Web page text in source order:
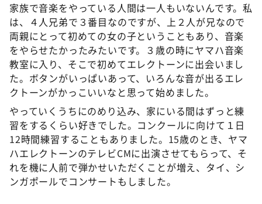
家族で音楽をやっている人間は一人もいないんです。私
は、４人兄弟で３番目なのですが、上２人が兄なので
両親にとって初めての女の子ということもあり、音楽
をやらせたかったみたいです。３歳の時にヤマハ音楽
教室に入り、そこで初めてエレクトーンに出会いまし
た。ボタンがいっぱいあって、いろんな音が出るエレ
クトーンがかっこいいなと思って始めました。
やっていくうちにのめり込み、家にいる間はずっと練
習をするくらい好きでした。コンクールに向けて１日
12時間練習することもありました。15歳のとき、ヤマ
ハエレクトーンのテレビCMに出演させてもらって、そ
れを機に人前で弾かせいただくことが増え、タイ、シ
ンガポールでコンサートもしました。